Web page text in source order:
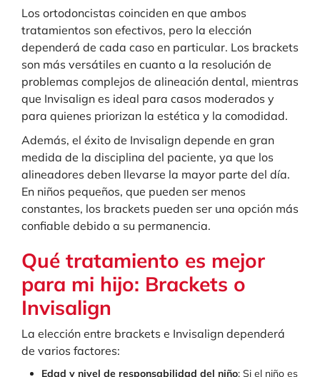
Los ortodoncistas coinciden en que ambos
tratamientos son efectivos, pero la elección
dependerá de cada caso en particular. Los brackets
son más versátiles en cuanto a la resolución de
problemas complejos de alineación dental, mientras
que Invisalign es ideal para casos moderados y
para quienes priorizan la estética y la comodidad.
Además, el éxito de Invisalign depende en gran
medida de la disciplina del paciente, ya que los
alineadores deben llevarse la mayor parte del día.
En niños pequeños, que pueden ser menos
constantes, los brackets pueden ser una opción más
confiable debido a su permanencia.
Qué tratamiento es mejor
para mi hijo: Brackets o
Invisalign
La elección entre brackets e Invisalign dependerá
de varios factores:
Edad y nivel de responsabilidad del niño: Si el niño es